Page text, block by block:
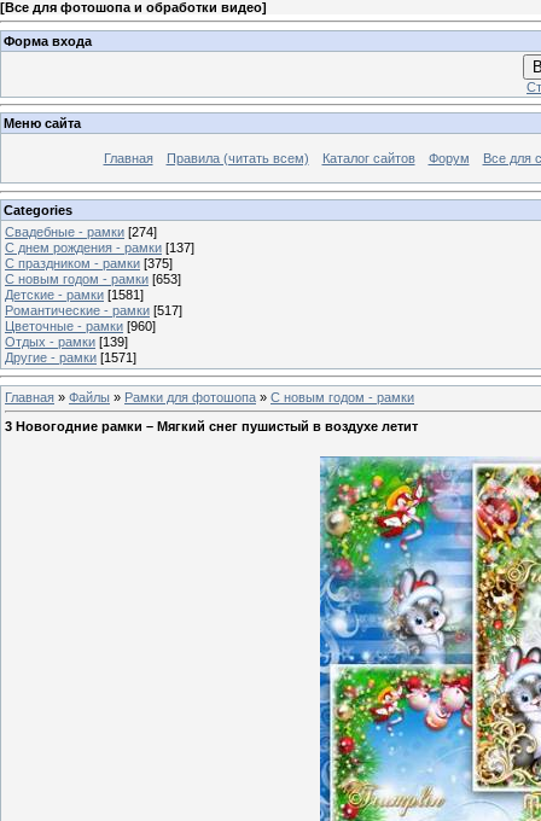
[Все для фотошопа и обработки видео]
Форма входа
Меню сайта
Главная Правила (читать всем) Каталог сайтов Форум Все для
Categories
Свадебные - рамки [274]
С днем рождения - рамки [137]
С праздником - рамки [375]
С новым годом - рамки [653]
Детские - рамки [1581]
Романтические - рамки [517]
Цветочные - рамки [960]
Отдых - рамки [139]
Другие - рамки [1571]
Главная » Файлы » Рамки для фотошопа » С новым годом - рамки
3 Новогодние рамки – Мягкий снег пушистый в воздухе летит